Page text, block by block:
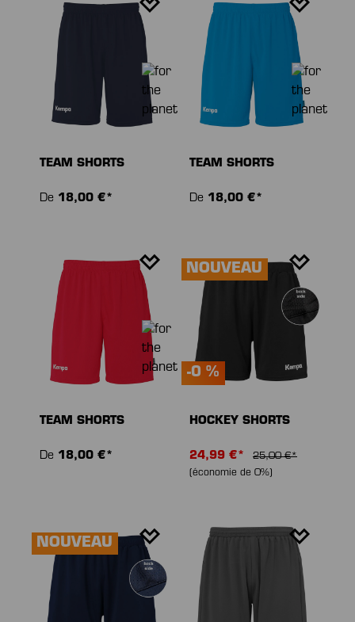
TEAM SHORTS
De 18,00 €*
TEAM SHORTS
De 18,00 €*
TEAM SHORTS
De 18,00 €*
NOUVEAU
-0 %
HOCKEY SHORTS
24,99 €*
25,00 €*
(économie de 0%)
NOUVEAU